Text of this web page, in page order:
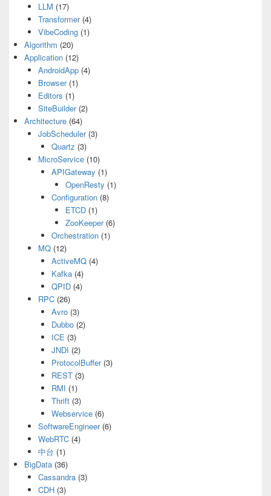
LLM (17)
Transformer(4)
VibeCoding(1)
Algorithm (20)
Application (12)
AndroidApp(4)
Browser(1)
Editors (1)
SiteBuilder(2)
Architecture (64)
JobScheduler(3)
Quartz (3)
MicroService(10)
APIGateway (1)
OpenResty (1)
Configuration (8)
ETCD(1)
ZooKeeper(6)
Orchestration (1)
MQ(12)
ActiveMQ (4)
Kafka (4)
QPID (4)
RPC(26)
Avro (3)
Dubbo (2)
ICE (3)
JNDI (2)
ProtocolBuffer(3)
REST (3)
RMI (1)
Thrift (3)
Webservice (6)
SoftwareEngineer(6)
WebRTC(4)
中台 (1)
BigData (36)
Cassandra(3)
CDH(3)